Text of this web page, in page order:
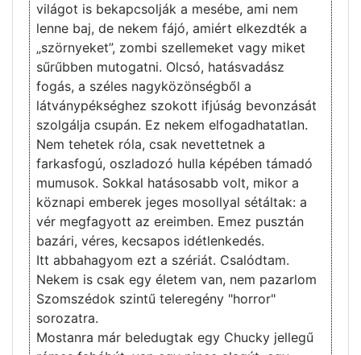
világot is bekapcsolják a mesébe, ami nem
lenne baj, de nekem fájó, amiért elkezdték a
„szörnyeket”, zombi szellemeket vagy miket
sűrűbben mutogatni. Olcsó, hatásvadász
fogás, a széles nagyközönségből a
látványpékséghez szokott ifjúság bevonzását
szolgálja csupán. Ez nekem elfogadhatatlan.
Nem tehetek róla, csak nevettetnek a
farkasfogú, oszladozó hulla képében támadó
mumusok. Sokkal hatásosabb volt, mikor a
köznapi emberek jeges mosollyal sétáltak: a
vér megfagyott az ereimben. Emez pusztán
bazári, véres, kecsapos idétlenkedés.
Itt abbahagyom ezt a szériát. Csalódtam.
Nekem is csak egy életem van, nem pazarlom
Szomszédok szintű teleregény "horror"
sorozatra.
Mostanra már beledugtak egy Chucky jellegű